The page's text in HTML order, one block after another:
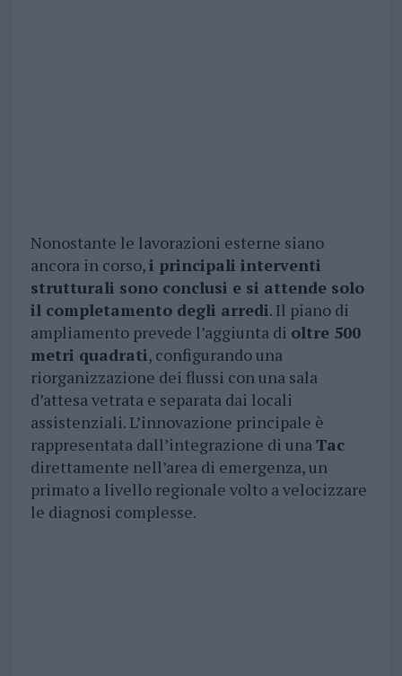
Nonostante le lavorazioni esterne siano
ancora in corso,i principali interventi
strutturali sono conclusi e si attende solo
il completamento degli arredi. Il piano di
ampliamento prevede l’aggiunta di oltre 500
metri quadrati, configurando una
riorganizzazione dei flussi con una sala
d’attesa vetrata e separata dai locali
assistenziali. L’innovazione principale è
rappresentata dall’integrazione di unaTac
direttamente nell’area di emergenza, un
primato a livello regionale volto a velocizzare
le diagnosi complesse.